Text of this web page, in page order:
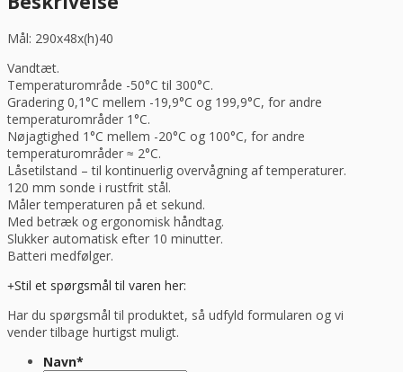
Mål: 290x48x(h)40
Vandtæt.
Temperaturområde -50°C til 300°C.
Gradering 0,1°C mellem -19,9°C og 199,9°C, for andre
temperaturområder 1°C.
Nøjagtighed 1°C mellem -20°C og 100°C, for andre
temperaturområder ≈ 2°C.
Låsetilstand – til kontinuerlig overvågning af temperaturer.
120 mm sonde i rustfrit stål.
Måler temperaturen på et sekund.
Med betræk og ergonomisk håndtag.
Slukker automatisk efter 10 minutter.
Batteri medfølger.
Stil et spørgsmål til varen her:
Har du spørgsmål til produktet, så udfyld formularen og vi
vender tilbage hurtigst muligt.
Navn*